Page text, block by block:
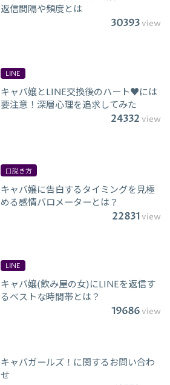
返信間隔や頻度とは
30393view
LINE
キャバ嬢とLINE交換後のハート♥には
要注意！深層心理を追求してみた
24332 view
口説き方
キャバ嬢に告白するタイミングを見極
める感情バロメーターとは？
22831view
LINE
キャバ嬢(飲み屋の女)にLINEを返信す
るベストな時間帯とは？
19686view
キャバガールズ！に関するお問い合わ
せ